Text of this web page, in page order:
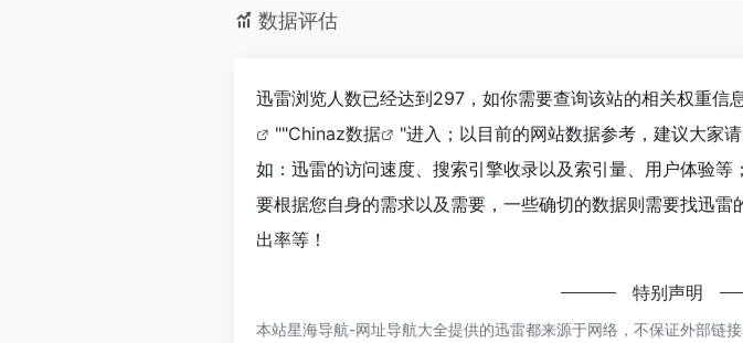
数据评估
迅雷浏览人数已经达到297，如你需要查询该站的相关权重信
""Chinaz数据
"进入；以目前的网站数据参考，建议大家
如：迅雷的访问速度、搜索引擎收录以及索引量、用户体验
要根据您自身的需求以及需要，一些确切的数据则需要找迅
出率等！
特别声明
本站星海导航-网址导航大全提供的迅雷都来源于网络，不保证外部链